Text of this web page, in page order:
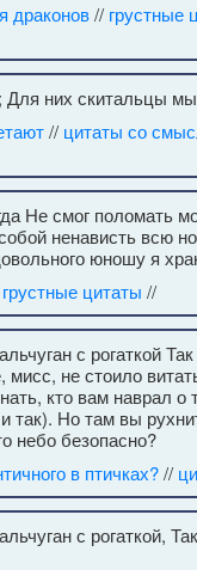
драконов// грустные
Для них скитальцы
// цитаты со
Не смог поломать
ненависть всю
юношу я
грустные цитаты //
с рогаткой
не стоило
кто вам наврал о
так). Но там вы
небо безопасно?
в птичках?//
с рогаткой,